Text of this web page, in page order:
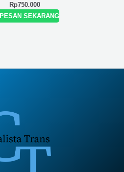
Rp750.000
PESAN SEKARANG